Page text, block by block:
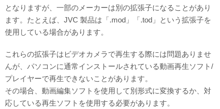
となりますが、一部のメーカーは別の拡張子になることがあり
ます。たとえば、JVC 製品は「.mod」「.tod」という拡張子を
使用している場合があります。
これらの拡張子はビデオカメラで再生する際には問題ありませ
んが、パソコンに通常インストールされている動画再生ソフト/
プレイヤーで再生できないことがあります。
その場合、動画編集ソフトを使用して別形式に変換するか、対
応している再生ソフトを使用する必要があります。